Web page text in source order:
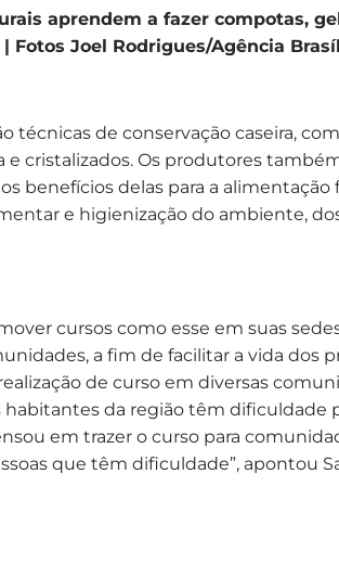
aprendem a fazer compotas,
Fotos Joel Rodrigues/Agência
técnicas de conservação caseira,
e cristalizados. Os produtores
benefícios delas para a alimentação
e higienização do ambiente,
cursos como esse em suas
a fim de facilitar a vida dos
de curso em diversas
habitantes da região têm dificuldade
em trazer o curso para
que têm dificuldade”, apontou